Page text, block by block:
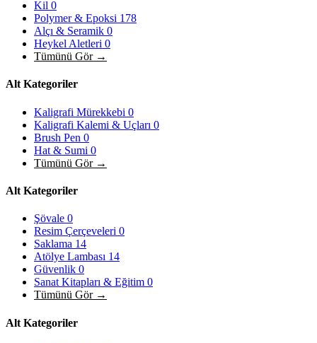
Kil 0
Polymer & Epoksi 178
Alçı & Seramik 0
Heykel Aletleri 0
Tümünü Gör →
Alt Kategoriler
Kaligrafi Mürekkebi 0
Kaligrafi Kalemi & Uçları 0
Brush Pen 0
Hat & Sumi 0
Tümünü Gör →
Alt Kategoriler
Şövale 0
Resim Çerçeveleri 0
Saklama 14
Atölye Lambası 14
Güvenlik 0
Sanat Kitapları & Eğitim 0
Tümünü Gör →
Alt Kategoriler